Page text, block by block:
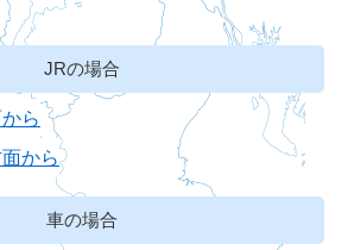
JRの場合
ら
から
車の場合